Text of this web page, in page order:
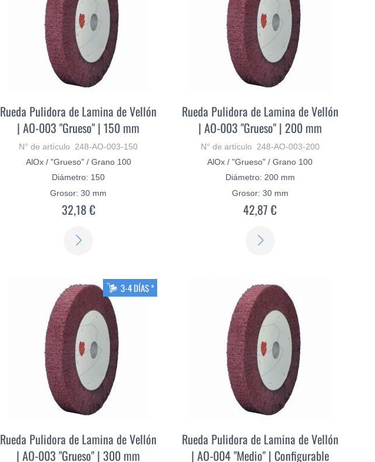
Rueda Pulidora de Lamina de Vellón
| AO-003 "Grueso" | 150 mm
N° de artículo 248-AO-003-150
AlOx / "Grueso" / Grano 100
Diámetro: 150
Grosor: 30 mm
32,18 €
Rueda Pulidora de Lamina de Vellón
| AO-003 "Grueso" | 200 mm
N° de artículo 248-AO-003-200
AlOx / "Grueso" / Grano 100
Diámetro: 200 mm
Grosor: 30 mm
42,87 €
3-4 DÍAS *
Rueda Pulidora de Lamina de Vellón
| AO-003 "Grueso" | 300 mm
Rueda Pulidora de Lamina de Vellón
| AO-004 "Medio" | Configurable